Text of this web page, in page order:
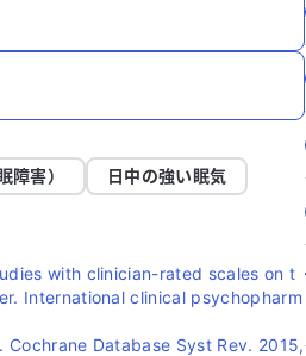
障害）
日中の強い眠気
with clinician-rated scales on t
International clinical psychopharm
Database Syst Rev. 2015,